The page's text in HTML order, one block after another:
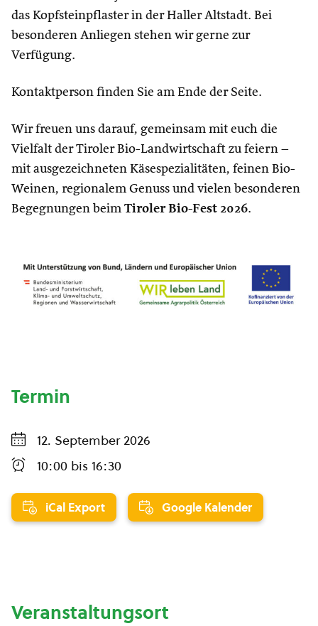
das Kopfsteinpflaster in der Haller Altstadt. Bei
besonderen Anliegen stehen wir gerne zur
Verfügung.
Kontaktperson finden Sie am Ende der Seite.
Wir freuen uns darauf, gemeinsam mit euch die
Vielfalt der Tiroler Bio-Landwirtschaft zu feiern –
mit ausgezeichneten Käsespezialitäten, feinen Bio-
Weinen, regionalem Genuss und vielen besonderen
Begegnungen beim Tiroler Bio-Fest 2026.
Termin
12. September 2026
10:00 bis 16:30
iCal Export Google Kalender
Veranstaltungsort